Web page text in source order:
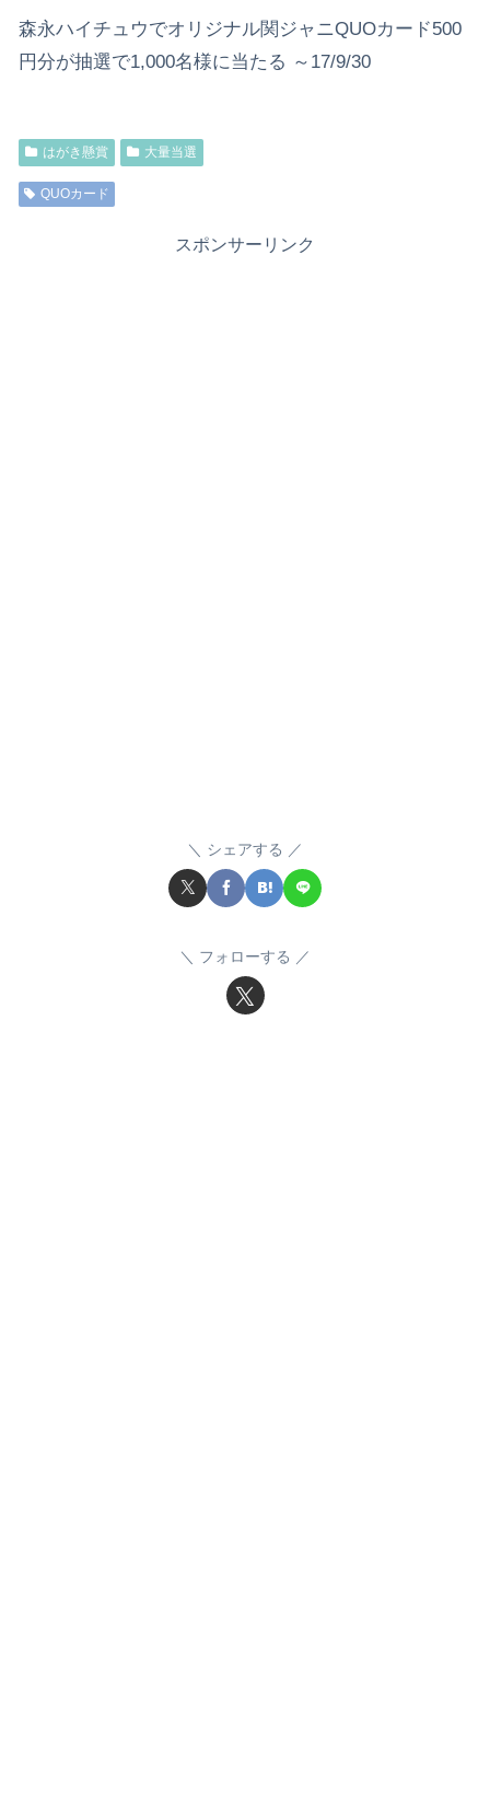
森永ハイチュウでオリジナル関ジャニQUOカード500
円分が抽選で1,000名様に当たる ～17/9/30
はがき懸賞 大量当選
QUOカード
スポンサーリンク
シェアする
フォローする